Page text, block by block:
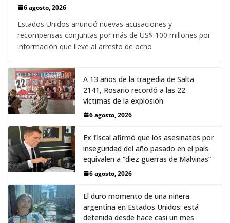
6 agosto, 2026
Estados Unidos anunció nuevas acusaciones y
recompensas conjuntas por más de US$ 100 millones por
información que lleve al arresto de ocho
A 13 años de la tragedia de Salta
2141, Rosario recordó a las 22
víctimas de la explosión
6 agosto, 2026
Ex fiscal afirmó que los asesinatos por
inseguridad del año pasado en el país
equivalen a “diez guerras de Malvinas”
6 agosto, 2026
El duro momento de una niñera
argentina en Estados Unidos: está
detenida desde hace casi un mes